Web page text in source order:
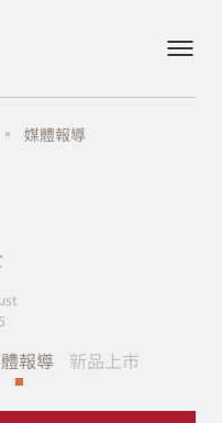
媒體報導
報導 新品上市